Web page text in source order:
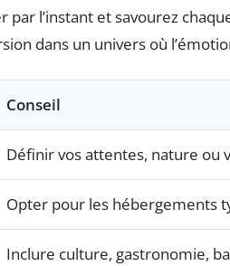
par l’instant et savourez
dans un univers où
Conseil
Définir vos attentes, nature ou
Opter pour les hébergements
Inclure culture, gastronomie,